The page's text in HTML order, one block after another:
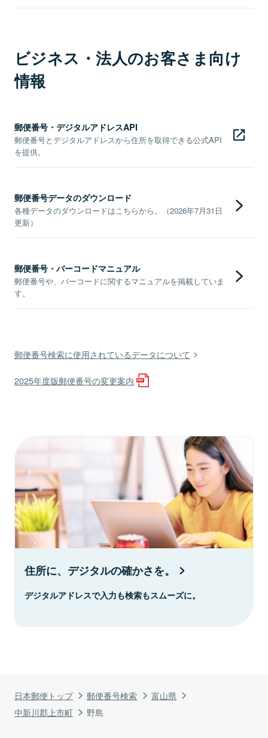
日本郵便トップ 郵便番号検索
富山県
中新川郡上市町
野島
ビジネス・法人のお客さま向け
情報
郵便番号・デジタルアドレスAPI
郵便番号とデジタルアドレスから住所を取得できる公式API
を提供。
郵便番号データのダウンロード
各種データのダウンロードはこちらから。（2026年7月31日
更新）
郵便番号・バーコードマニュアル
郵便番号や、バーコードに関するマニュアルを掲載していま
す。
郵便番号検索に使用されているデータについて
2025年度版郵便番号の変更案内
住所に、デジタルの確かさを。
デジタルアドレスで入力も検索もスムーズに。